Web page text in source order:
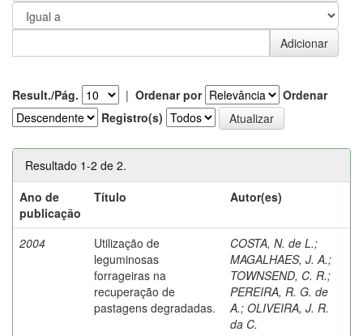
Result./Pág. | Ordenar por
Ordenar
Registro(s)
Resultado 1-2 de 2.
Ano de
publicação
Título Autor(es)
2004
Utilização de
leguminosas
forrageiras na
recuperação de
pastagens degradadas.
COSTA, N. de L.;
MAGALHAES, J. A.;
TOWNSEND, C. R.;
PEREIRA, R. G. de
A.; OLIVEIRA, J. R.
da C.